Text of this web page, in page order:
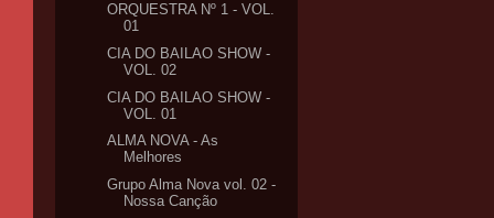
ORQUESTRA Nº 1 - VOL.
01
CIA DO BAILAO SHOW -
VOL. 02
CIA DO BAILAO SHOW -
VOL. 01
ALMA NOVA - As
Melhores
Grupo Alma Nova vol. 02 -
Nossa Canção